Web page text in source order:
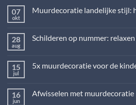
07
okt
Muurdecoratie landelijke stijl:
Muurdecoratie
en
stoer
28
aug
Schilderen op nummer:
Schilderen
en
creëren
15
jul
5x muurdecoratie voor de
5x
16
jun
Afwisselen met muurdecoratie